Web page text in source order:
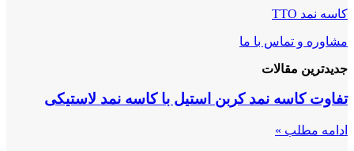
کاسه نمد TTO
مشاوره و تماس با ما
جدیدترین مقالات
تفاوت کاسه نمد کربن استیل با کاسه نمد لاستیکی
ادامه مطلب »